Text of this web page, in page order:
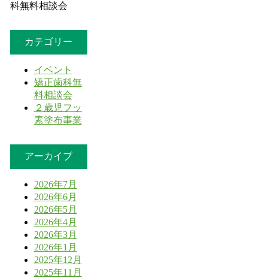
科無料相談会
カテゴリー
イベント
矯正歯科無
料相談会
２歳児フッ
素塗布事業
アーカイブ
2026年7月
2026年6月
2026年5月
2026年4月
2026年3月
2026年1月
2025年12月
2025年11月